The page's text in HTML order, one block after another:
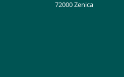
72000 Zenica